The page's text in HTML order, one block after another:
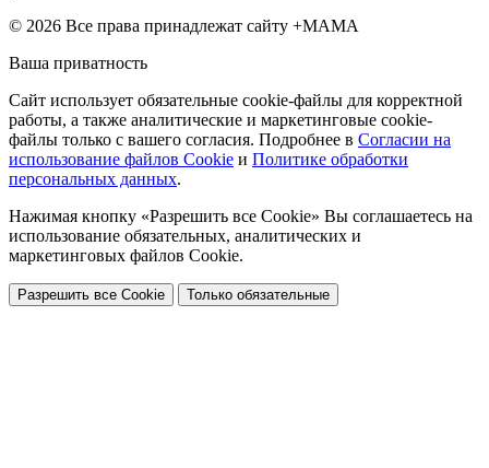
© 2026 Все права принадлежат сайту +МАМА
Ваша приватность
Сайт использует обязательные cookie-файлы для корректной
работы, а также аналитические и маркетинговые cookie-
файлы только с вашего согласия. Подробнее в Согласии на
использование файлов Cookie и Политике обработки
персональных данных.
Нажимая кнопку «Разрешить все Cookie» Вы соглашаетесь на
использование обязательных, аналитических и
маркетинговых файлов Cookie.
Разрешить все Cookie Только обязательные